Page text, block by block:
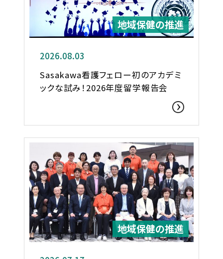
地域保健の推進
2026.08.03
Sasakawa看護フェロー初のアカデミ
ックな試み！2026年度留学報告会
地域保健の推進